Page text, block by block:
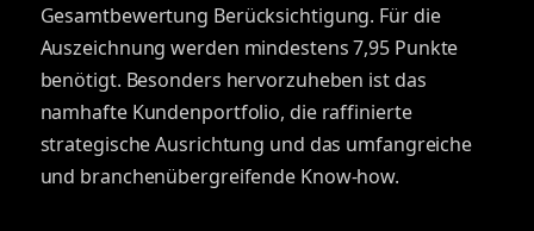
Gesamtbewertung Berücksichtigung. Für die
Auszeichnung werden mindestens 7,95 Punkte
benötigt. Besonders hervorzuheben ist das
namhafte Kundenportfolio, die raffinierte
strategische Ausrichtung und das umfangreiche
und branchenübergreifende Know-how.